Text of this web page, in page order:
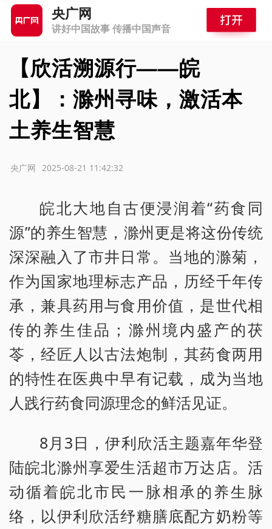
央广网
讲好中国故事 传播中国声音
【欣活溯源行——皖
北】：滁州寻味，激活本
土养生智慧
2025-08-21 11:42:32
央广网
皖北大地自古便浸润着“药食同
源”的养生智慧，滁州更是将这份传统
深深融入了市井日常。当地的滁菊，
作为国家地理标志产品，历经千年传
承，兼具药用与食用价值，是世代相
传的养生佳品；滁州境内盛产的茯
苓，经匠人以古法炮制，其药食两用
的特性在医典中早有记载，成为当地
人践行药食同源理念的鲜活见证。
8月3日，伊利欣活主题嘉年华登
陆皖北滁州享爱生活超市万达店。活
动循着皖北市民一脉相承的养生脉
络，以伊利欣活纾糖膳底配方奶粉等